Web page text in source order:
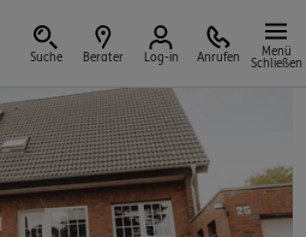
Suche Berater Log-in Anrufen
Menü
Schließen